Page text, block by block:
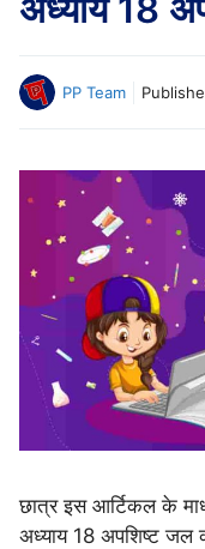
अध्याय 18
PP Team
छात्र इस आर्टिकल के
अध्याय 18 अपशिष्ट जल